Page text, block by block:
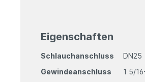
Eigenschaften
Schlauchanschluss
DN25
Gewindeanschluss
1 5/